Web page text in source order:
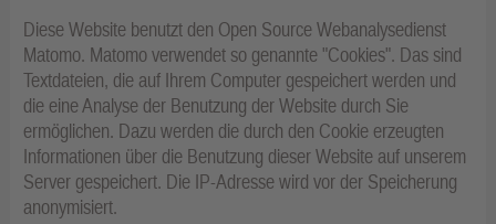
Diese Website benutzt den Open Source Webanalysedienst
Matomo. Matomo verwendet so genannte "Cookies". Das sind
Textdateien, die auf Ihrem Computer gespeichert werden und
die eine Analyse der Benutzung der Website durch Sie
ermöglichen. Dazu werden die durch den Cookie erzeugten
Informationen über die Benutzung dieser Website auf unserem
Server gespeichert. Die IP-Adresse wird vor der Speicherung
anonymisiert.